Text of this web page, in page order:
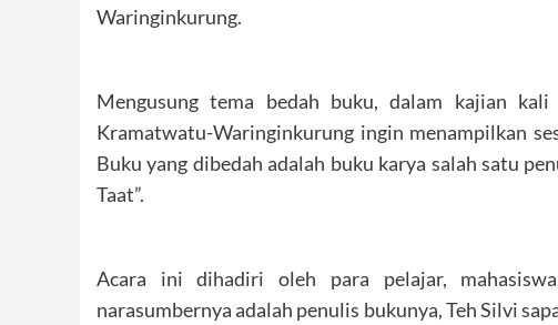
Waringinkurung.
Mengusung tema bedah buku, dalam kajian
Kramatwatu-Waringinkurung ingin menampilkan
Buku yang dibedah adalah buku karya salah satu
Taat”.
Acara ini dihadiri oleh para pelajar,
narasumbernya adalah penulis bukunya, Teh Silvi